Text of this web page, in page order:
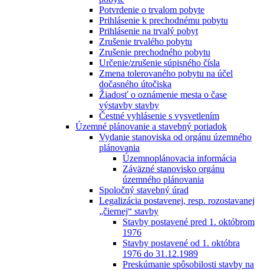
Potvrdenie o trvalom pobyte
Prihlásenie k prechodnému pobytu
Prihlásenie na trvalý pobyt
Zrušenie trvalého pobytu
Zrušenie prechodného pobytu
Určenie/zrušenie súpisného čísla
Zmena tolerovaného pobytu na účel
dočasného útočiska
Žiadosť o oznámenie mesta o čase
výstavby stavby
Čestné vyhlásenie s vysvetlením
Územné plánovanie a stavebný poriadok
Vydanie stanoviska od orgánu územného
plánovania
Územnoplánovacia informácia
Záväzné stanovisko orgánu
územného plánovania
Spoločný stavebný úrad
Legalizácia postavenej, resp. rozostavanej
„čiernej“ stavby
Stavby postavené pred 1. októbrom
1976
Stavby postavené od 1. októbra
1976 do 31.12.1989
Preskúmanie spôsobilosti stavby na